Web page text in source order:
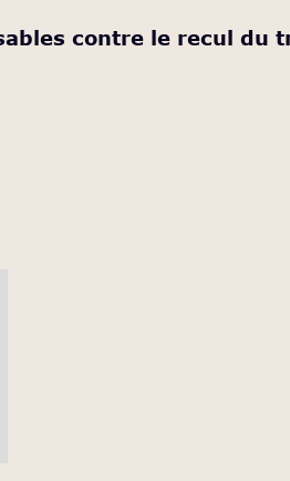
contre le recul du